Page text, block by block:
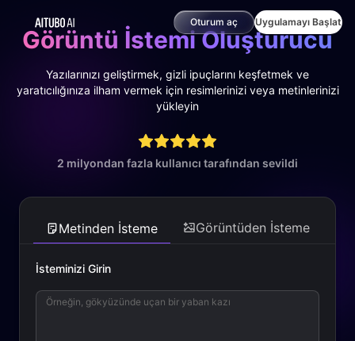
Oturum aç Uygulamayı Başlat
Görüntü İstemi Oluşturucu
Yazılarınızı geliştirmek, gizli ipuçlarını keşfetmek ve
yaratıcılığınıza ilham vermek için resimlerinizi veya metinlerinizi
yükleyin
2 milyondan fazla kullanıcı tarafından sevildi
Metinden İsteme Görüntüden İsteme
İsteminizi Girin